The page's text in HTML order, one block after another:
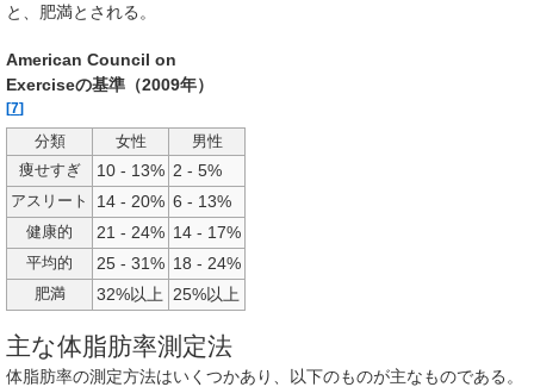
と、肥満とされる。
American Council on
Exerciseの基準（2009年）
[7]
分類 女性
男性
痩せすぎ
10 - 13% 2 - 5%
アスリート 14 - 20% 6 - 13%
健康的 21 - 24% 14 - 17%
平均的 25 - 31% 18 - 24%
肥満 32%以上 25%以上
主な体脂肪率測定法
体脂肪率の測定方法はいくつかあり、以下のものが主なものである。